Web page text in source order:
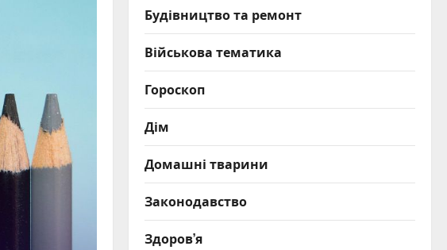
Будівництво та ремонт
Військова тематика
Гороскоп
Дім
Домашні тварини
Законодавство
Здоров’я